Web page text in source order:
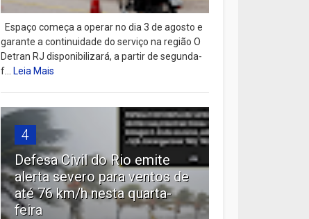
Espaço começa a operar no dia 3 de agosto e
garante a continuidade do serviço na região O
Detran RJ disponibilizará, a partir de segunda-
f...Leia Mais
4
Defesa Civil do Rio emite
alerta severo para ventos de
até 76 km/h nesta quarta-
feira